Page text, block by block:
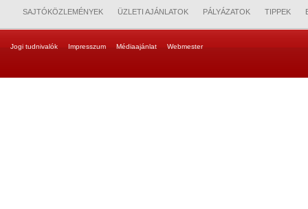
SAJTÓKÖZLEMÉNYEK ÜZLETI AJÁNLATOK PÁLYÁZATOK TIPPEK
Jogi tudnivalók Impresszum Médiaajánlat Webmester